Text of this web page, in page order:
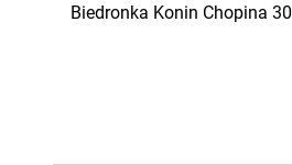
Biedronka Konin Chopina 30